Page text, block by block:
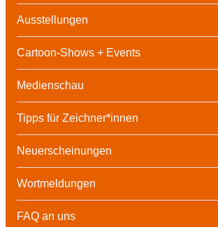
Ausstellungen
Cartoon-Shows + Events
Medienschau
Tipps für Zeichner*innen
Neuerscheinungen
Wortmeldungen
FAQ an uns